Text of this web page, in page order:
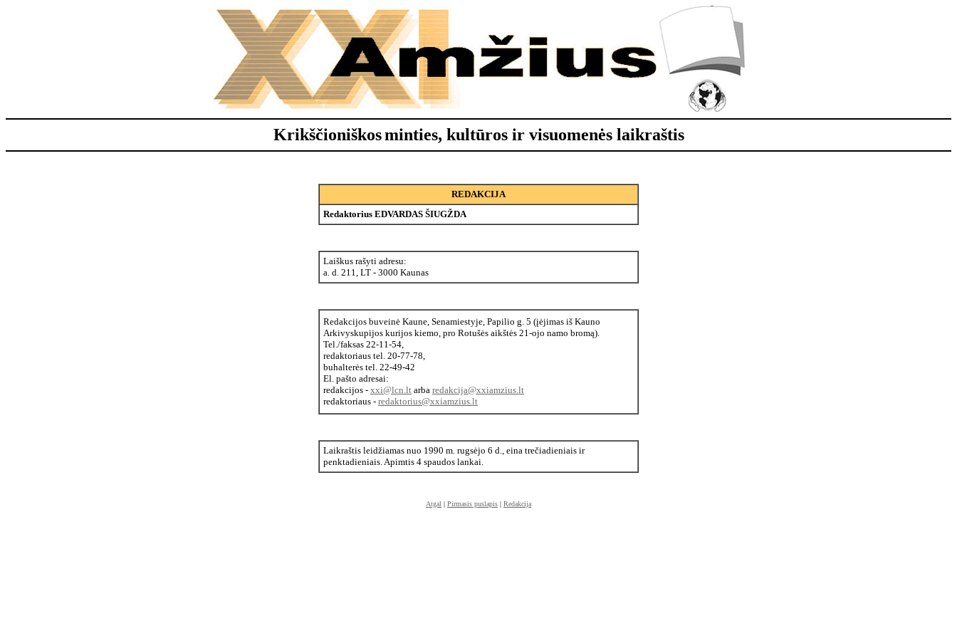
Krikščioniškosminties, kultūros ir visuomenės laikraštis
REDAKCIJA
Redaktorius EDVARDAS ŠIUGŽDA
Laiškus rašyti adresu:
a. d. 211, LT - 3000 Kaunas
Redakcijos buveinė Kaune, Senamiestyje, Papilio g. 5 (įėjimas iš Kauno
Arkivyskupijos kurijos kiemo, pro Rotušės aikštės 21-ojo namo bromą).
Tel./faksas 22-11-54,
redaktoriaus tel. 20-77-78,
buhalterės tel. 22-49-42
El. pašto adresai:
redakcijos - xxi@lcn.lt arba redakcija@xxiamzius.lt
redaktoriaus - redaktorius@xxiamzius.lt
Laikraštis leidžiamas nuo 1990 m. rugsėjo 6 d., eina trečiadieniais ir
penktadieniais. Apimtis 4 spaudos lankai.
Atgal | Pirmasis puslapis | Redakcija